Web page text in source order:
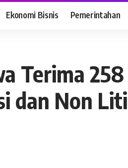
Ekonomi Bisnis Pemerintahan
Terima
dan Non